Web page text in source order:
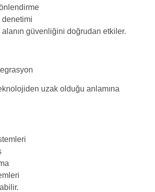
güvenliğini doğrudan etkiler.
uzak olduğu anlamına